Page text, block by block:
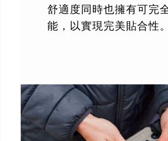
舒適度同時也擁有可完
能，以實現完美貼合性。